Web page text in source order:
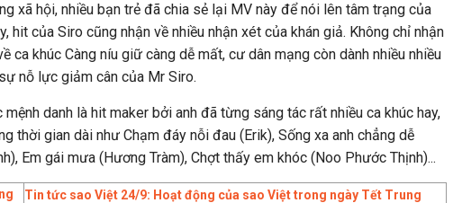
xã hội, nhiều bạn trẻ đã chia sẻ lại MV này để nói lên tâm trạng của
hit của Siro cũng nhận về nhiều nhận xét của khán giả. Không chỉ nhận
ca khúc Càng níu giữ càng dễ mất, cư dân mạng còn dành nhiều nhiều
nỗ lực giảm cân của Mr Siro.
danh là hit maker bởi anh đã từng sáng tác rất nhiều ca khúc hay,
thời gian dài như Chạm đáy nỗi đau (Erik), Sống xa anh chẳng dễ
Em gái mưa (Hương Tràm), Chợt thấy em khóc (Noo Phước Thịnh)...
Tin tức sao Việt 24/9: Hoạt động của sao Việt trong ngày Tết Trung